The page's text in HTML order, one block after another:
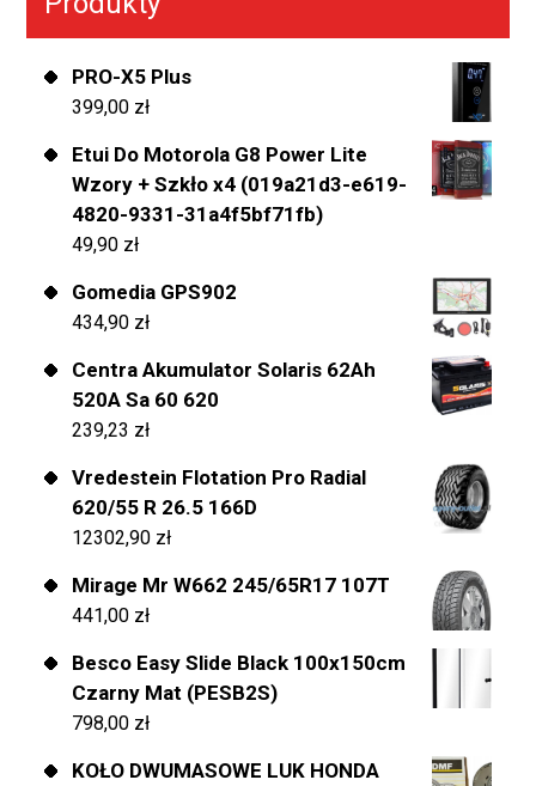
PRO-X5 Plus
399,00 zł
Etui Do Motorola G8 Power Lite
Wzory + Szkło x4 (019a21d3-e619-
4820-9331-31a4f5bf71fb)
49,90 zł
Gomedia GPS902
434,90 zł
Centra Akumulator Solaris 62Ah
520A Sa 60 620
239,23 zł
Vredestein Flotation Pro Radial
620/55 R 26.5 166D
12302,90 zł
Mirage Mr W662 245/65R17 107T
441,00 zł
Besco Easy Slide Black 100x150cm
Czarny Mat (PESB2S)
798,00 zł
KOŁO DWUMASOWE LUK HONDA